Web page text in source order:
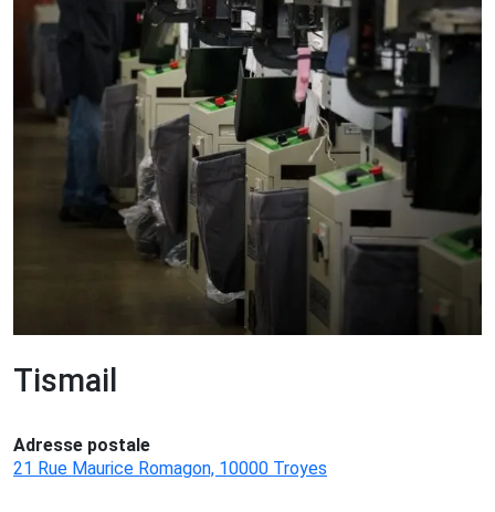
Tismail
Adresse postale
21 Rue Maurice Romagon, 10000 Troyes